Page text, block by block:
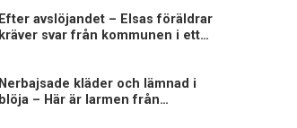
Efter avslöjandet – Elsas föräldrar
kräver svar från kommunen i ett
Nerbajsade kläder och lämnad i
blöja – Här är larmen från